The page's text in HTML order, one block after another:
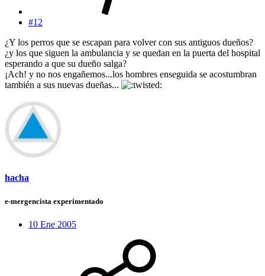
#12
¿Y los perros que se escapan para volver con sus antiguos dueños?
¿y los que siguen la ambulancia y se quedan en la puerta del hospital
esperando a que su dueño salga?
¡Ach! y no nos engañemos...los hombres enseguida se acostumbran
también a sus nuevas dueñas...
hacha
e-mergencista experimentado
10 Ene 2005